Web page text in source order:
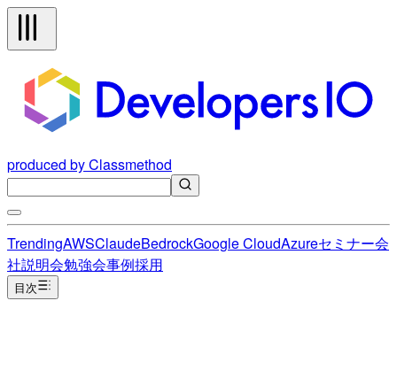
produced by Classmethod
TrendingAWSClaudeBedrockGoogle CloudAzureセミナー会
社説明会勉強会事例採用
目次